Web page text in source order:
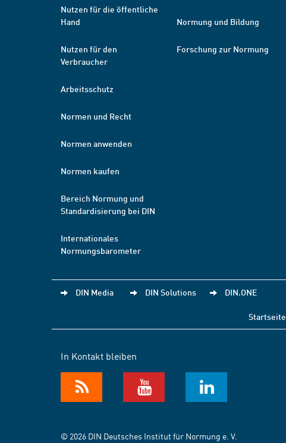
Nutzen für die öffentliche
Hand
Nutzen für den
Verbraucher
Arbeitsschutz
Normen und Recht
Normen anwenden
Normen kaufen
Bereich Normung und
Standardisierung bei DIN
Internationales
Normungsbarometer
Normung und Bildung
Forschung zur Normung
DIN Media DIN Solutions DIN.ONE
Startseite
In Kontakt bleiben
© 2026 DIN Deutsches Institut für Normung e. V.